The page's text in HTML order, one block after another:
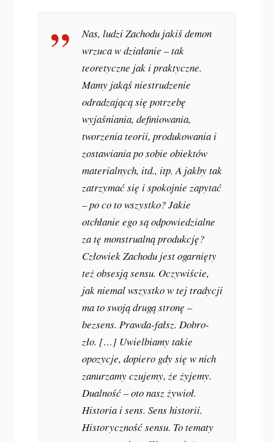
Nas, ludzi Zachodu jakiś demon
wrzuca w działanie – tak
teoretyczne jak i praktyczne.
Mamy jakąś niestrudzenie
odradzającą się potrzebę
wyjaśniania, definiowania,
tworzenia teorii, produkowania i
zostawiania po sobie obiektów
materialnych, itd., itp. A jakby tak
zatrzymać się i spokojnie zapytać
– po co to wszystko? Jakie
otchłanie ego są odpowiedzialne
za tę monstrualną produkcję?
Człowiek Zachodu jest ogarnięty
też obsesją sensu. Oczywiście,
jak niemal wszystko w tej tradycji
ma to swoją drugą stronę –
bezsens. Prawda-fałsz. Dobro-
zło. […] Uwielbiamy takie
opozycje, dopiero gdy się w nich
zanurzamy czujemy, że żyjemy.
Dualność – oto nasz żywioł.
Historia i sens. Sens historii.
Historyczność sensu. To tematy